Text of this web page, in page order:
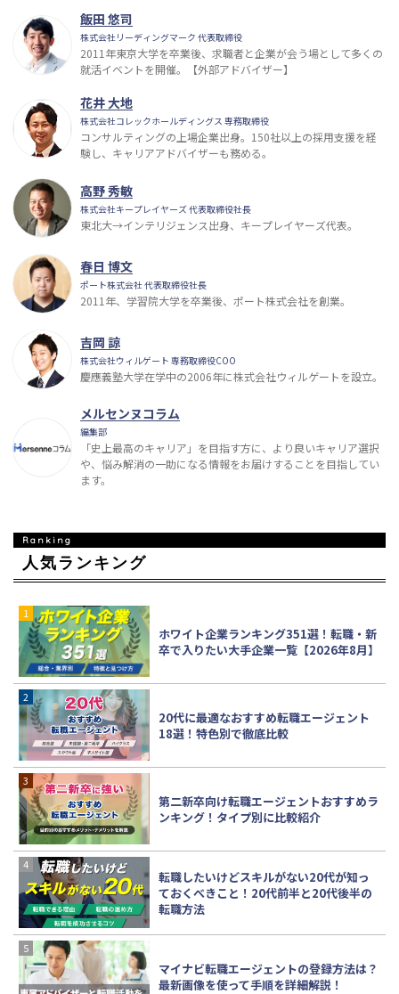
飯田 悠司
株式会社リーディングマーク 代表取締役
2011年東京大学を卒業後、求職者と企業が会う場として多くの
就活イベントを開催。【外部アドバイザー】
花井 大地
株式会社コレックホールディングス 専務取締役
コンサルティングの上場企業出身。150社以上の採用支援を経
験し、キャリアアドバイザーも務める。
高野 秀敏
株式会社キープレイヤーズ 代表取締役社長
東北大→インテリジェンス出身、キープレイヤーズ代表。
春日 博文
ポート株式会社 代表取締役社長
2011年、学習院大学を卒業後、ポート株式会社を創業。
吉岡 諒
株式会社ウィルゲート 専務取締役COO
慶應義塾大学在学中の2006年に株式会社ウィルゲートを設立。
メルセンヌコラム
編集部
「史上最高のキャリア」を目指す方に、より良いキャリア選択
や、悩み解消の一助になる情報をお届けすることを目指してい
ます。
人気ランキング
ホワイト企業ランキング351選！転職・新
卒で入りたい大手企業一覧【2026年8月】
20代に最適なおすすめ転職エージェント
18選！特色別で徹底比較
第二新卒向け転職エージェントおすすめラ
ンキング！タイプ別に比較紹介
転職したいけどスキルがない20代が知っ
ておくべきこと！20代前半と20代後半の
転職方法
マイナビ転職エージェントの登録方法は？
最新画像を使って手順を詳細解説！